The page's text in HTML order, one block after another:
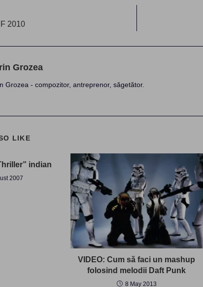
2010
Grozea
Grozea - compozitor, antreprenor, săgetător.
LIKE
indian
2007
VIDEO: Cum să faci un mashup
folosind melodii Daft Punk
8 May 2013